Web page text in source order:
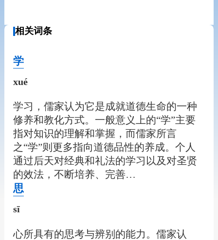
相关词条
学
xué
学习，儒家认为它是成就道德生命的一种
修养和教化方式。一般意义上的“学”主要
指对知识的理解和掌握，而儒家所言
之“学”则更多指向道德品性的养成。个人
通过后天对经典和礼法的学习以及对圣贤
的效法，不断培养、完善…
思
sī
心所具有的思考与辨别的能力。儒家认